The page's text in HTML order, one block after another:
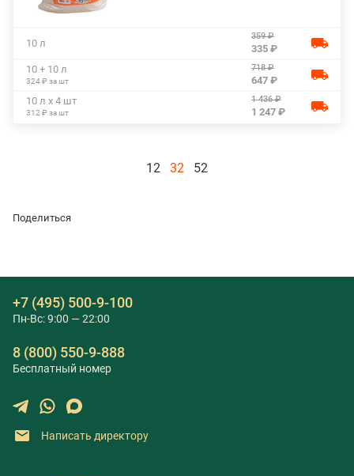
10 л
359 ₽
335 ₽
10 + 10 л
324 ₽ за шт
718 ₽
647 ₽
10 л х 4 шт
312 ₽ за шт
1 436 ₽
1 247 ₽
12 32 52
Поделиться
+7 (495) 500-9-100
Пн-Вс: 9:00 — 22:00
8 (800) 550-9-888
Бесплатный номер
Написать директору